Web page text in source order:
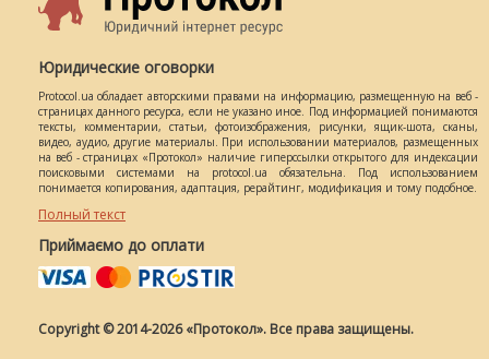
Юридические оговорки
Protocol.ua обладает авторскими правами на информацию, размещенную на веб -
страницах данного ресурса, если не указано иное. Под информацией понимаются
тексты, комментарии, статьи, фотоизображения, рисунки, ящик-шота, сканы,
видео, аудио, другие материалы. При использовании материалов, размещенных
на веб - страницах «Протокол» наличие гиперссылки открытого для индексации
поисковыми системами на protocol.ua обязательна. Под использованием
понимается копирования, адаптация, рерайтинг, модификация и тому подобное.
Полный текст
Приймаємо до оплати
Copyright © 2014-2026 «Протокол». Все права защищены.